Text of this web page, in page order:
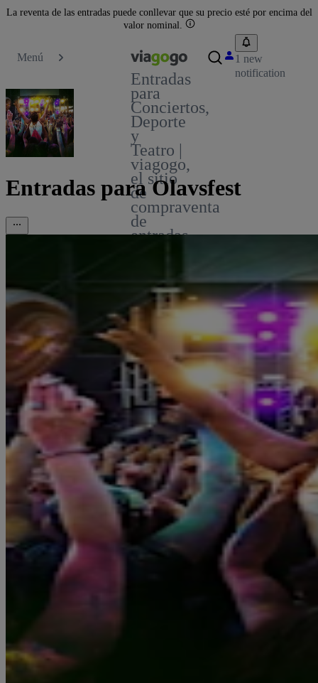
La reventa de las entradas puede conllevar que su precio esté por encima del
valor nominal.
Menú
Entradas
para
Conciertos,
Deporte
y
Teatro |
viagogo,
el sitio
de
compraventa
de
entradas
1 new
notification
Entradas para Olavsfest